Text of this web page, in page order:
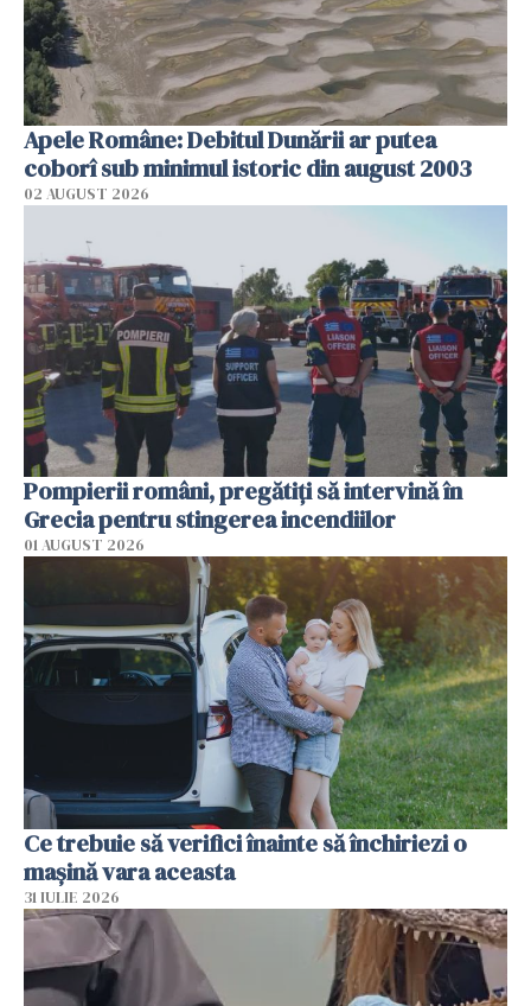
Apele Române: Debitul Dunării ar putea
coborî sub minimul istoric din august 2003
02 AUGUST 2026
Pompierii români, pregătiţi să intervină în
Grecia pentru stingerea incendiilor
01 AUGUST 2026
Ce trebuie să verifici înainte să închiriezi o
mașină vara aceasta
31 IULIE 2026